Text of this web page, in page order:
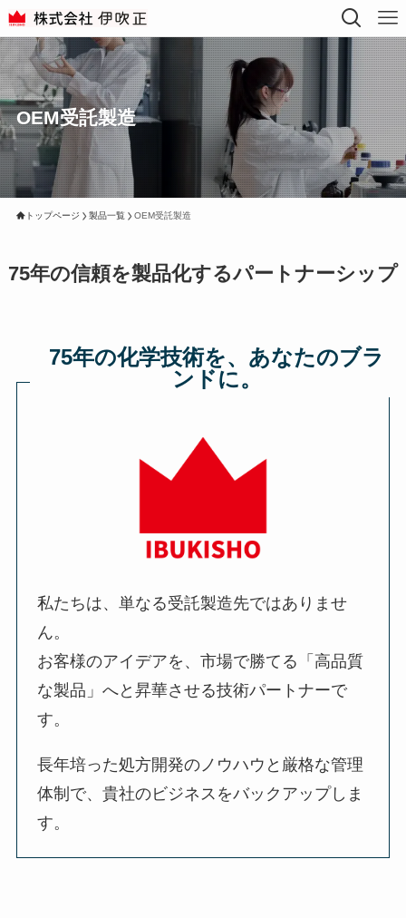
OEM受託製造
トップページ 製品一覧 OEM受託製造
75年の信頼を製品化するパートナーシップ
75年の化学技術を、あなたのブラ
ンドに。
私たちは、単なる受託製造先ではありませ
ん。
お客様のアイデアを、市場で勝てる「高品質
な製品」へと昇華させる技術パートナーで
す。
長年培った処方開発のノウハウと厳格な管理
体制で、貴社のビジネスをバックアップしま
す。